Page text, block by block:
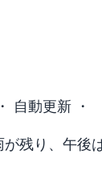
・ 自動更新 ・
残り、午後